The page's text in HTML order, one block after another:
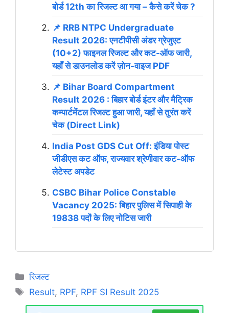
बोर्ड 12th का रिजल्ट आ गया – कैसे करें चेक ?
📌 RRB NTPC Undergraduate
Result 2026: एनटीपीसी अंडर ग्रेजुएट
(10+2) फाइनल रिजल्ट और कट-ऑफ जारी,
यहाँ से डाउनलोड करें ज़ोन-वाइज PDF
📌 Bihar Board Compartment
Result 2026 : बिहार बोर्ड इंटर और मैट्रिक
कम्पार्टमेंटल रिजल्ट हुआ जारी, यहाँ से तुरंत करें
चेक (Direct Link)
India Post GDS Cut Off: इंडिया पोस्ट
जीडीएस कट ऑफ, राज्यवार श्रेणीवार कट-ऑफ
लेटेस्ट अपडेट
CSBC Bihar Police Constable
Vacancy 2025: बिहार पुलिस में सिपाही के
19838 पदों के लिए नोटिस जारी
Categories
रिजल्ट
Tags
Result, RPF, RPF SI Result 2025